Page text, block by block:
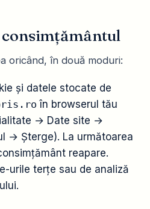
oricând, în două moduri:
și datele stocate de
în browserul tău
→ Date site →
→ Șterge). La următoarea
reapare.
urile terțe sau de analiză